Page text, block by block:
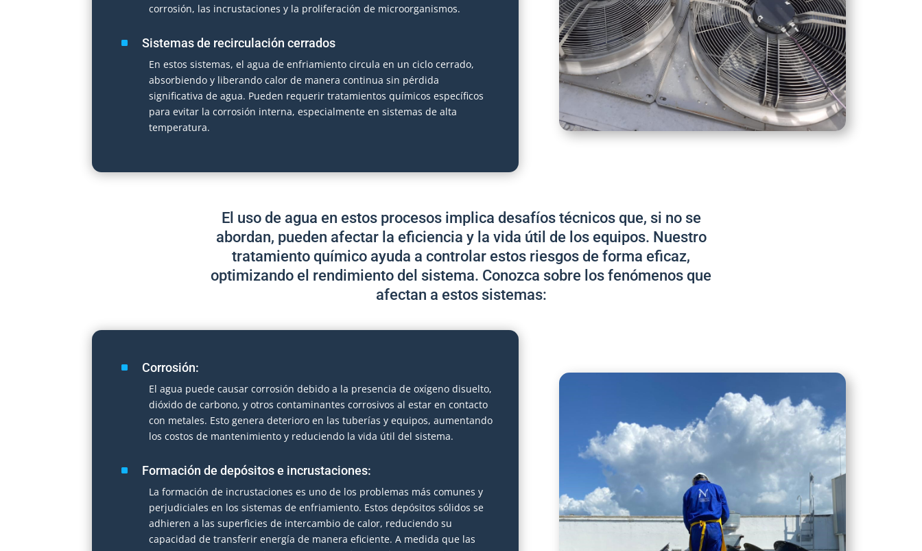
corrosión, las incrustaciones y la proliferación de microorganismos.
^ Sistemas de recirculación cerrados
En estos sistemas, el agua de enfriamiento circula en un ciclo cerrado,
absorbiendo y liberando calor de manera continua sin pérdida
significativa de agua. Pueden requerir tratamientos químicos específicos
para evitar la corrosión interna, especialmente en sistemas de alta
temperatura.
El uso de agua en estos procesos implica desafíos técnicos que, si no se
abordan, pueden afectar la eficiencia y la vida útil de los equipos. Nuestro
tratamiento químico ayuda a controlar estos riesgos de forma eficaz,
optimizando el rendimiento del sistema. Conozca sobre los fenómenos que
afectan a estos sistemas:
^ Corrosión:
El agua puede causar corrosión debido a la presencia de oxígeno disuelto,
dióxido de carbono, y otros contaminantes corrosivos al estar en contacto
con metales. Esto genera deterioro en las tuberías y equipos, aumentando
los costos de mantenimiento y reduciendo la vida útil del sistema.
^ Formación de depósitos e incrustaciones:
La formación de incrustaciones es uno de los problemas más comunes y
perjudiciales en los sistemas de enfriamiento. Estos depósitos sólidos se
adhieren a las superficies de intercambio de calor, reduciendo su
capacidad de transferir energía de manera eficiente. A medida que las